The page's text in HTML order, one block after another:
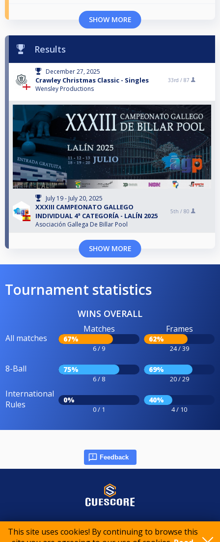
This site uses cookies! By continuing to browse this
SHOW MORE
Results
December 27, 2025
Crawley Christmas Classic - Singles
Wensley Productions
33rd / 87
July 19 - July 20, 2025
XXXIII CAMPEONATO GALLEGO
INDIVIDUAL 4ª CATEGORÍA - LALÍN 2025
Asociación Gallega De Billar Pool
5th / 80
SHOW MORE
Tournament statistics
WINS OVERALL
All matches
Matches
67%
6 / 9
Frames
62%
24 / 39
8-Ball 75%
6 / 8
69%
20 / 29
International
Rules
0%
0 / 1
40%
4 / 10
Feedback
© 2015-2026 CueScore International